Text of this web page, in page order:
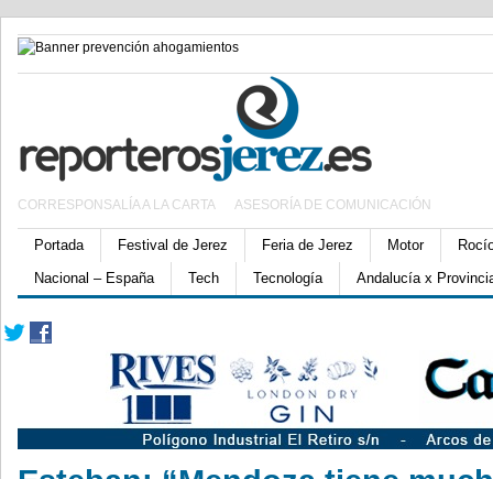
CORRESPONSALÍA A LA CARTA ASESORÍA DE COMUNICACIÓN
Portada Festival de Jerez Feria de Jerez Motor
Nacional – España
Tech Tecnología Andalucía x